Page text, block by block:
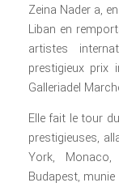
Zeina Nader a,
Liban en
artistes
prestigieux prix
Galleriadel
Elle fait le tour
prestigieuses,
York, Monaco,
Budapest,